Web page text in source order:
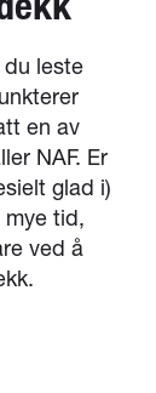
leste
en av
NAF. Er
glad i)
tid,
ved å